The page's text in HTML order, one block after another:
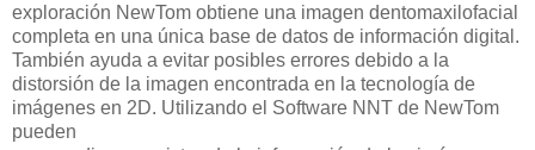
exploración NewTom obtiene una imagen dentomaxilofacial
completa en una única base de datos de información digital.
También ayuda a evitar posibles errores debido a la
distorsión de la imagen encontrada en la tecnología de
imágenes en 2D. Utilizando el Software NNT de NewTom
pueden